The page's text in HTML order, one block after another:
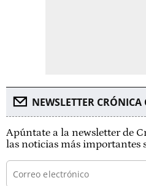
NEWSLETTER
Apúntate a la newsletter de
las noticias más importantes